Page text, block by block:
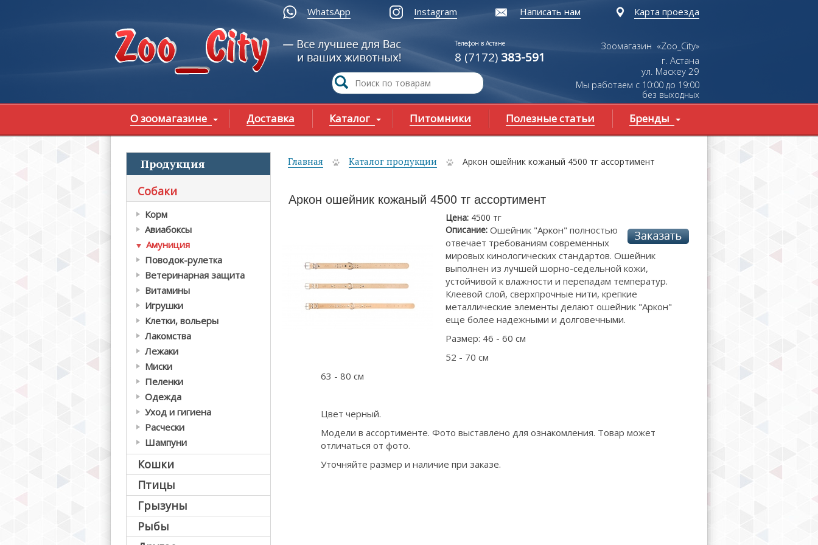
WhatsApp Instagram Написать нам Карта проезда
Телефон в Астане
8 (7172) 383-591
Зоомагазин «Zoo_City»
г. Астана
ул. Маскеу29
Мы работаем с 10:00 до 19:00
без выходных
О зоомагазине Доставка Каталог Питомники Полезные статьи Бренды
Продукция
Собаки
Корм
Авиабоксы
Амуниция
Поводок-рулетка
Ветеринарная защита
Витамины
Игрушки
Клетки, вольеры
Лакомства
Лежаки
Миски
Пеленки
Одежда
Уход и гигиена
Расчески
Шампуни
Кошки
Птицы
Грызуны
Рыбы
Вы здесь
Главная Каталог продукции Аркон ошейник кожаный 4500 тг ассортимент
Аркон ошейник кожаный 4500 тг ассортимент
Цена: 4500 тг
Описание: Ошейник "Аркон" полностью
отвечает требованиям современных
мировых кинологических стандартов. Ошейник
выполнен из лучшей шорно-седельной кожи,
устойчивой к влажности и перепадам температур.
Клеевой слой, сверхпрочные нити, крепкие
металлические элементы делают ошейник "Аркон"
еще более надежными и долговечными.
Размер: 46 - 60 см
52 - 70 см
63 - 80 см
Цвет черный.
Модели в ассортименте. Фото выставлено для ознакомления. Товар может
отличаться от фото.
Уточняйте размер и наличие при заказе.